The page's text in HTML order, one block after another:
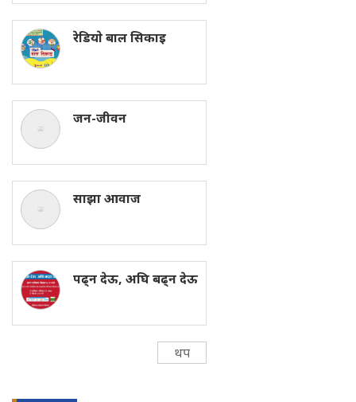
रेडियाे बाल सिकाइ
जन-जीवन
साझा आवाज
पढ्न देऊ, अघि बढ्न देऊ
थप